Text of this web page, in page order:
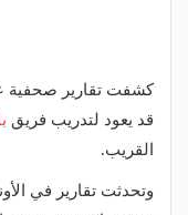
كشفت تقارير صحفية
قد يعود لتدريب فريق
القريب.
وتحدثت تقارير في